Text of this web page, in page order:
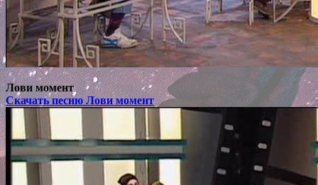
Лови момент
Скачать песню Лови момент